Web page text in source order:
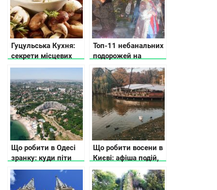
Гуцульська Кухня:
секрети місцевих
жителів
Топ-11 небанальних
подорожей на
Різдво
Що робити в Одесі
зранку: куди піти
поїсти і де погуляти
Що робити восени в
Києві: афіша подій,
ідеї і рекомендації